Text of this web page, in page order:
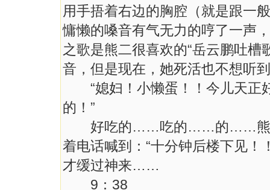
用手捂着右边的胸腔（就是跟
慵懒的嗓音有气无力的哼了一声
之歌是熊二很喜欢的“岳云鹏吐槽
音，但是现在，她死活也不想听
“媳妇！小懒蛋！！今儿天正
的！”
好吃的……吃的……的……熊二
着电话喊到：“十分钟后楼下见！
才缓过神来……
9：38